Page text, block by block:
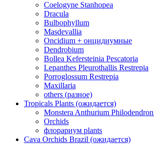
Coelogyne Stanhopea
Dracula
Bulbophyllum
Masdevallia
Oncidium + онцидиумные
Dendrobium
Bollea Kefersteinia Pescatoria
Lepanthes Pleurothallis Restrepia
Porroglossum Restrepia
Maxillaria
others (разное)
Tropicals Plants (ожидается)
​​​​​​​Monstera Anthurium Philodendron
Orchids
флорариум plants
Cava Orchids Brazil (ожидается)